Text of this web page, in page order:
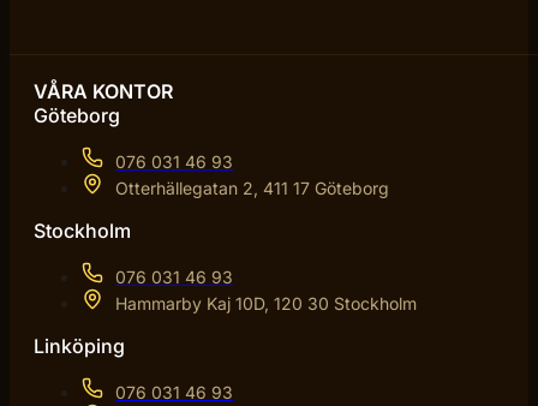
VÅRA KONTOR
Göteborg
076 031 46 93
Otterhällegatan 2, 411 17 Göteborg
Stockholm
076 031 46 93
Hammarby Kaj 10D, 120 30 Stockholm
Linköping
076 031 46 93